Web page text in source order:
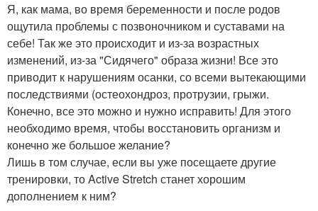
Я, как мама, во время беременности и после родов
ощутила проблемы с позвоночником и суставами на
себе! Так же это происходит и из-за возрастных
изменений, из-за "Сидячего" образа жизни! Все это
приводит к нарушениям осанки, со всеми вытекающими
последствиями (остеохондроз, протрузии, грыжи.
Конечно, все это можно и нужно исправить! Для этого
необходимо время, чтобы восстановить организм и
конечно же большое желание?
Лишь в том случае, если вы уже посещаете другие
тренировки, то Active Stretch станет хорошим
дополнением к ним?